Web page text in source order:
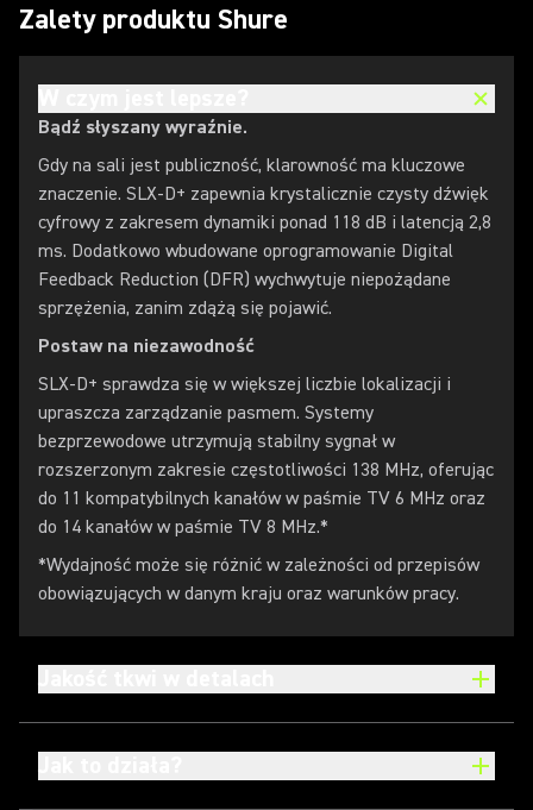
Zalety produktu Shure
Bądź słyszany wyraźnie.
Gdy na sali jest publiczność, klarowność ma kluczowe
znaczenie. SLX-D+ zapewnia krystalicznie czysty dźwięk
cyfrowy z zakresem dynamiki ponad 118 dB i latencją 2,8
ms. Dodatkowo wbudowane oprogramowanie Digital
Feedback Reduction (DFR) wychwytuje niepożądane
sprzężenia, zanim zdążą się pojawić.
Postaw na niezawodność
SLX-D+ sprawdza się w większej liczbie lokalizacji i
upraszcza zarządzanie pasmem. Systemy
bezprzewodowe utrzymują stabilny sygnał w
rozszerzonym zakresie częstotliwości 138 MHz, oferując
do 11 kompatybilnych kanałów w paśmie TV 6 MHz oraz
do 14 kanałów w paśmie TV 8 MHz.*
*Wydajność może się różnić w zależności od przepisów
obowiązujących w danym kraju oraz warunków pracy.